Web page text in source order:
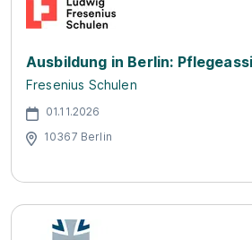
Ausbildung in Berlin:
Fresenius Schulen
01.11.2026
10367 Berlin